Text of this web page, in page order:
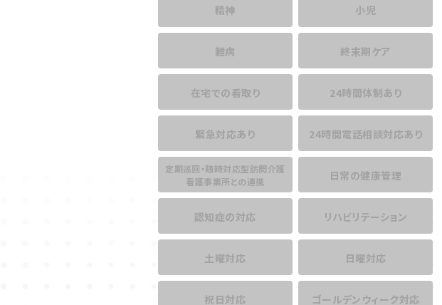
精神 小児
難病 終末期ケア
在宅での看取り 24時間体制あり
緊急対応あり 24時間電話相談対応あり
定期巡回・随時対応型訪問介護
看護事業所との連携
日常の健康管理
認知症の対応 リハビリテーション
土曜対応 日曜対応
祝日対応 ゴールデンウィーク対応